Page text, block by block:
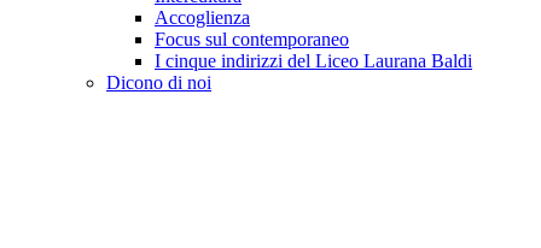
Accoglienza
Focus sul contemporaneo
I cinque indirizzi del Liceo Laurana Baldi
Dicono di noi